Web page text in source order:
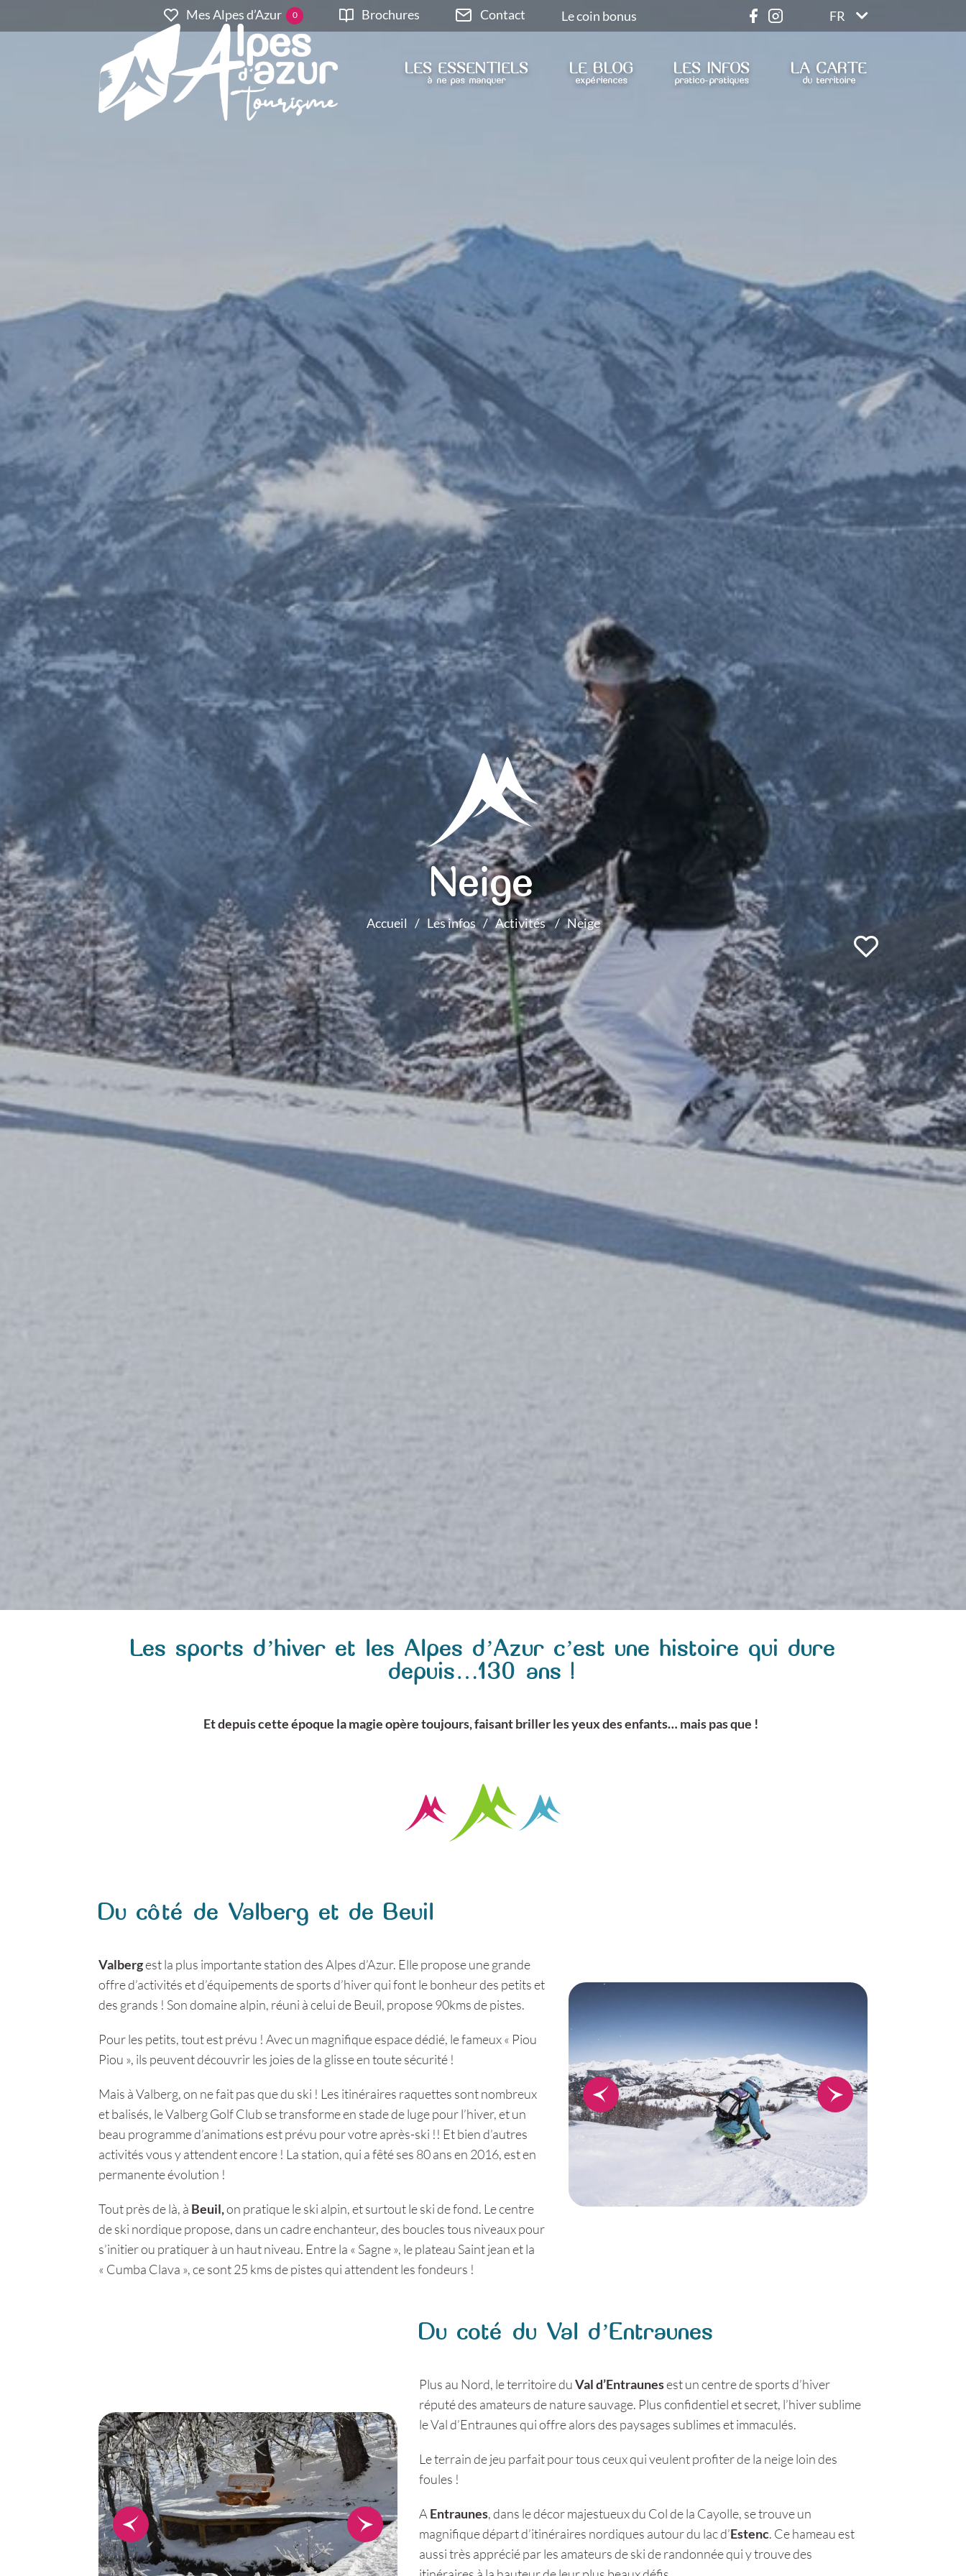
Mes Alpes d’Azur 0 Brochures Contact Le coin bonus FR
LES ESSENTIELS
à ne pas manquer
LE BLOG
expériences
LES INFOS
pratico-pratiques
LA CARTE
du territoire
Neige
Accueil Les infos Activités Neige
Les sports d’hiver et les Alpes d’Azur c’est une histoire qui dure
depuis…130 ans !
Et depuis cette époque la magie opère toujours, faisant briller les yeux des enfants… mais pas que !
Du côté de Valberg et de Beuil
Valbergest la plus importante station des Alpes d’Azur. Elle propose une grande
offre d’activités et d’équipements de sports d’hiver qui font le bonheur des petits et
des grands ! Son domaine alpin, réuni à celui de Beuil, propose 90kms de pistes.
Pour les petits, tout est prévu ! Avec un magnifique espace dédié, le fameux « Piou
Piou », ils peuvent découvrir les joies de la glisse en toute sécurité !
Mais à Valberg, on ne fait pas que du ski ! Les itinéraires raquettes sont nombreux
et balisés, le Valberg Golf Club se transforme en stade de luge pour l’hiver, et un
beau programme d’animations est prévu pour votre après-ski !! Et bien d’autres
activités vous y attendent encore ! La station, qui a fêté ses 80 ans en 2016, est en
permanente évolution !
Tout près de là, à Beuil,on pratique le ski alpin, et surtout le ski de fond. Le centre
de ski nordique propose, dans un cadre enchanteur, des boucles tous niveaux pour
s’initier ou pratiquer à un haut niveau. Entre la « Sagne », le plateau Saint jean et la
« Cumba Clava », ce sont 25 kms de pistes qui attendent les fondeurs !
Du coté du Val d’Entraunes
Plus au Nord, le territoire duVal d’Entraunesest un centre de sports d’hiver
réputé des amateurs de nature sauvage. Plus confidentiel et secret, l’hiver sublime
le Val d’Entraunes qui offre alors des paysages sublimes et immaculés.
Le terrain de jeu parfait pour tous ceux qui veulent profiter de la neige loin des
foules !
A Entraunes, dans le décor majestueux du Col de la Cayolle, se trouve un
magnifique départ d’itinéraires nordiques autour du lac d’Estenc. Ce hameau est
aussi très apprécié par les amateurs de ski de randonnée qui y trouve des